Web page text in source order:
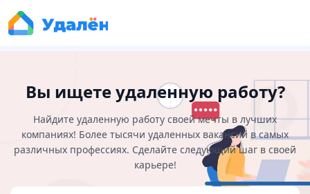
Вы ищете удаленную работу?
Найдите удаленную работу своей мечты в лучших
компаниях! Более тысячи удаленных вакансий в самых
различных профессиях. Сделайте следующий шаг в своей
карьере!